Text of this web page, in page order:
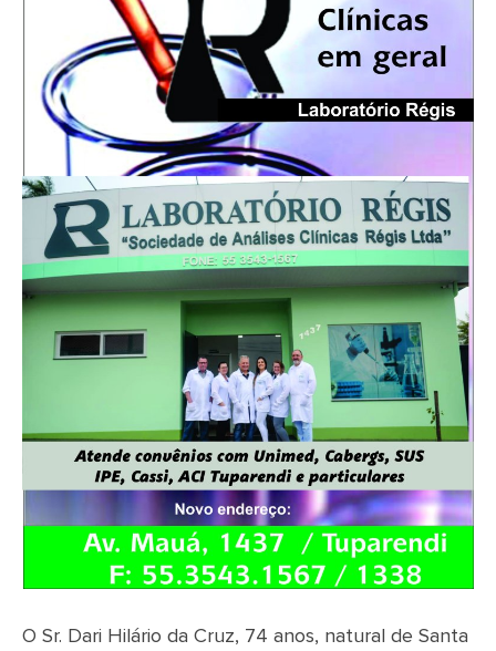
O Sr. Dari Hilário da Cruz, 74 anos, natural de Santa